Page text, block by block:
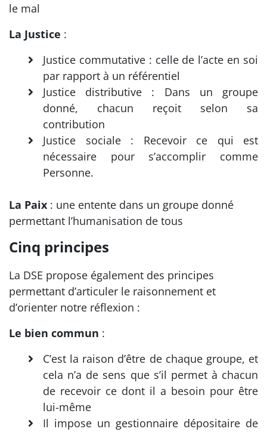
le mal
La Justice :
Justice commutative : celle de l’acte en soi
par rapport à un référentiel
Justice distributive : Dans un groupe
donné, chacun reçoit selon sa
contribution
Justice sociale : Recevoir ce qui est
nécessaire pour s’accomplir comme
Personne.
La Paix : une entente dans un groupe donné
permettant l’humanisation de tous
Cinq principes
La DSE propose également des principes
permettant d’articuler le raisonnement et
d’orienter notre réflexion :
Le bien commun :
C’est la raison d’être de chaque groupe, et
cela n’a de sens que s’il permet à chacun
de recevoir ce dont il a besoin pour être
lui-même
Il impose un gestionnaire dépositaire de